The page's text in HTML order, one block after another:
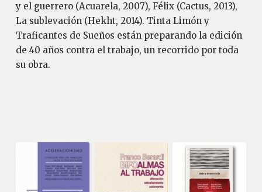
y el guerrero (Acuarela, 2007), Félix (Cactus, 2013),
La sublevación (Hekht, 2014). Tinta Limón y
Traficantes de Sueños están preparando la edición
de 40 años contra el trabajo, un recorrido por toda
su obra.